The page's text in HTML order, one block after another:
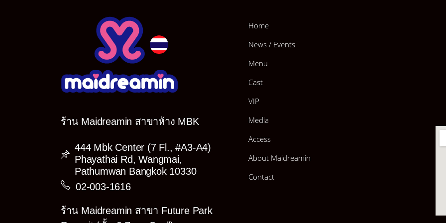
กิจกรรมพิเศษสุดสัปดาห์นี้ สาวยูนิท QSCS egg ทั้ง 4 คน จากสาขา MBK จะไป On Tour [
] ที่สาขา Future Park ในวันอาทิตย์ที่ 8 มิถุนายน นี้ด้วยล่ะเนี๊ยน!~
ร้าน Maidreamin สาขาห้าง MBK
444 Mbk Center (7 Fl., #A3-A4)
Phayathai Rd, Wangmai,
Pathumwan Bangkok 10330
02-003-1616
ร้าน Maidreamin สาขา Future Park
Home
News / Events
Menu
Cast
VIP
Media
Access
About Maidreamin
Contact